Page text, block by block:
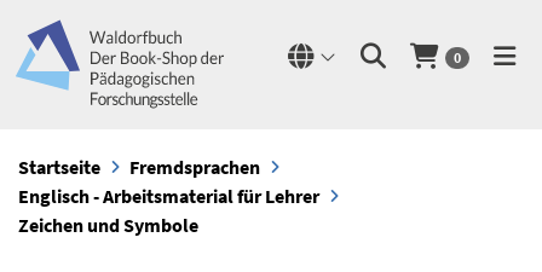
0
Startseite
Fremdsprachen
Englisch - Arbeitsmaterial für Lehrer
Zeichen und Symbole